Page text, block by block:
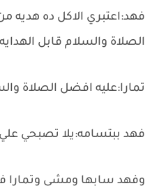
فهد:اعتبري الاكل ده هديه
الصلاة والسلام قابل الهدايه
تمارا:عليه افضل الصلاة
فهد ببتسامه:يلا تصبحي
وفهد سابها ومشي وتمارا